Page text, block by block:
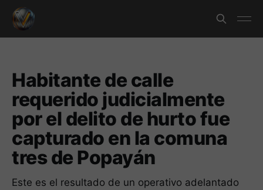
Habitante de calle
requerido judicialmente
por el delito de hurto fue
capturado en la comuna
tres de Popayán
Este es el resultado de un operativo adelantado